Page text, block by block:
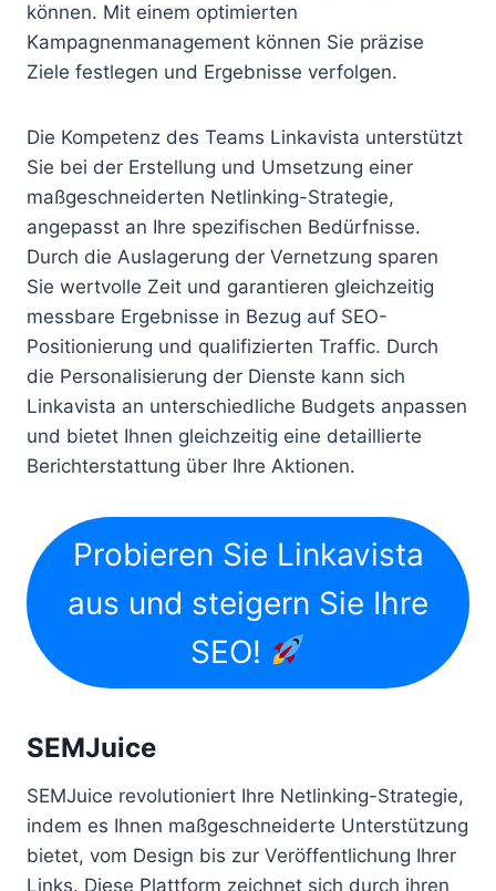
können. Mit einem optimierten
Kampagnenmanagement können Sie präzise
Ziele festlegen und Ergebnisse verfolgen.
Die Kompetenz des Teams Linkavista unterstützt
Sie bei der Erstellung und Umsetzung einer
maßgeschneiderten Netlinking-Strategie,
angepasst an Ihre spezifischen Bedürfnisse.
Durch die Auslagerung der Vernetzung sparen
Sie wertvolle Zeit und garantieren gleichzeitig
messbare Ergebnisse in Bezug auf SEO-
Positionierung und qualifizierten Traffic. Durch
die Personalisierung der Dienste kann sich
Linkavista an unterschiedliche Budgets anpassen
und bietet Ihnen gleichzeitig eine detaillierte
Berichterstattung über Ihre Aktionen.
Probieren Sie Linkavista
aus und steigern Sie Ihre
SEO!
SEMJuice
SEMJuice revolutioniert Ihre Netlinking-Strategie,
indem es Ihnen maßgeschneiderte Unterstützung
bietet, vom Design bis zur Veröffentlichung Ihrer
Links. Diese Plattform zeichnet sich durch ihren